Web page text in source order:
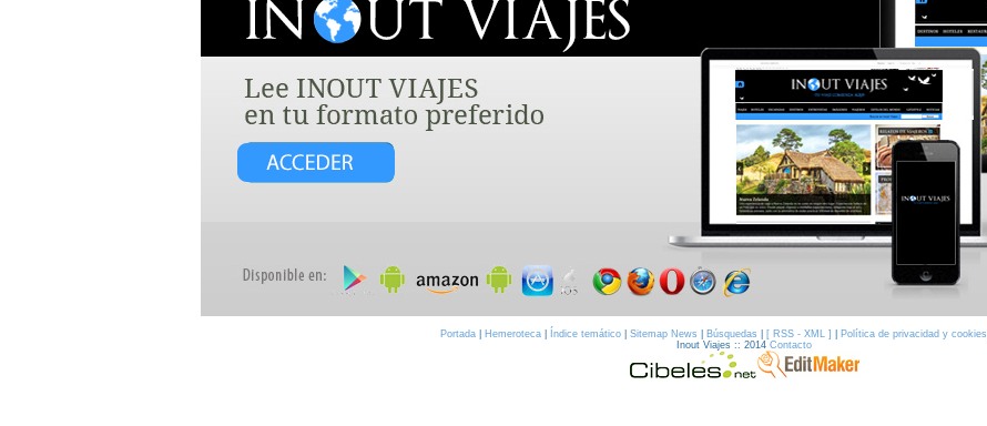
Portada Hemeroteca Índice temático Sitemap News Búsquedas [ RSS - XML ] Política de privacidad y cookies
Inout Viajes :: 2014 Contacto